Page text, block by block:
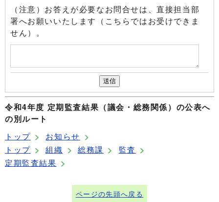
（注意）お答えが必要なお問合せは、直接担当部
署へお願いいたします（こちらではお受けできま
せん）。
令和4年度 定期監査結果（議会・総務関係）の公表へ
の別ルート
トップ
お知らせ
トップ
組織 総務課
監査
定期監査結果
ページの先頭へ戻る